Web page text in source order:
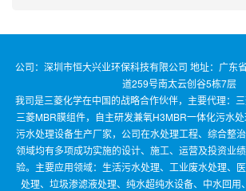
公司：深圳市恒大兴业环保科技有限公司 地址：广东
道259号南太云创谷5栋7层
我司是三菱化学在中国的战略合作伙伴，主要代理：
三菱MBR膜组件，自主研发兼氧H3MBR一体化污水
污水处理设备生产厂家，公司在水处理工程、综合整
领域均有多项成功实施的设计、施工、运营及投资业
验。主要应用领域：生活污水处理、工业废水处理、
处理、垃圾渗滤液处理、纯水超纯水设备、中水回用